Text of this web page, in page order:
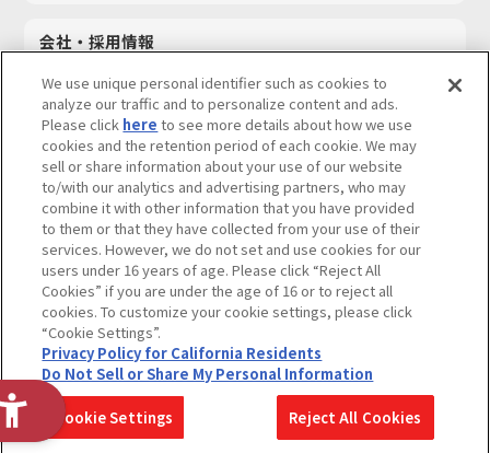
会社・採用情報
採用情報
サステナビリティ
お問い合わせ
ウェブサイトご利用条件 ソーシャルメディアポリシー
個人情報及び特定個人情報等の取り扱いに関する保護方針
Do Not Sell or Share My Personal Information著作権・商標について
カスタマーハラスメントに対する基本的な対応方針
コピーライト一覧を表示する
We use unique personal identifier such as cookies to
analyze our traffic and to personalize content and ads.
Please click here to see more details about how we use
cookies and the retention period of each cookie. We may
sell or share information about your use of our website
to/with our analytics and advertising partners, who may
combine it with other information that you have provided
to them or that they have collected from your use of their
services. However, we do not set and use cookies for our
users under 16 years of age. Please click “Reject All
Cookies” if you are under the age of 16 or to reject all
cookies. To customize your cookie settings, please click
“Cookie Settings”.
Privacy Policy for California Residents
Do Not Sell or Share My Personal Information
Cookie Settings Reject All Cookies